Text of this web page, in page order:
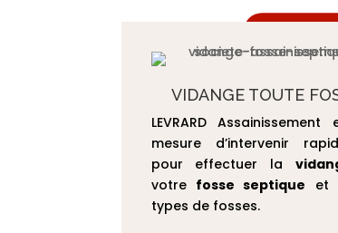
VIDANGE TOUTE
LEVRARD
mesure d’intervenir
pour effectuer la
votre fosse septique et
types de fosses.